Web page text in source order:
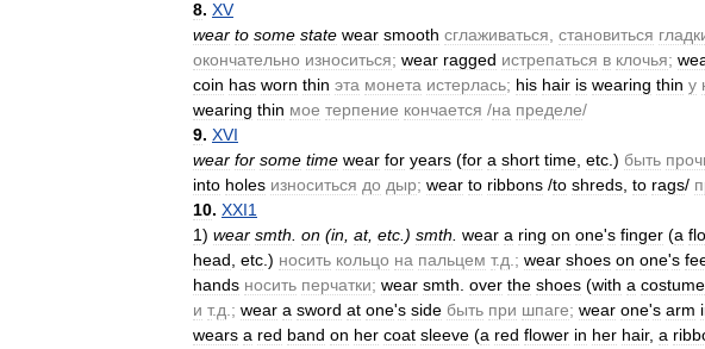
8. XV
wear to some state wear smooth сглаживаться становиться
окончательно износиться; wear ragged истрепаться в клочья;
coin has worn thin эта монета истерлась; his hair is wearing thin у
wearing thin мое терпение кончается /на пределе/
9. XVI
wear for some time wear for years (for a short time etc .) быть
into holes износиться до дыр; wear to ribbons /to shreds to rags/
10. XXI1
1) wear smth on (in at, etc .) smth wear a ring on one's finger (a
head etc .) носить кольцо на пальцем т.д .; wear shoes on one's
hands носить перчатки; wear smth over the shoes (with a costume
и т.д .; wear a sword at one's side быть при шпаге; wear one's arm
wears a red band on her coat sleeve (a red flower in her hair, a